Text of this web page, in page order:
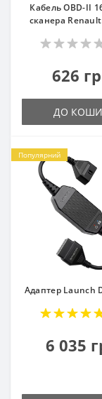
Кабель OBD-II
сканера
626
ДО
Популярний
Адаптер Launch
6 035